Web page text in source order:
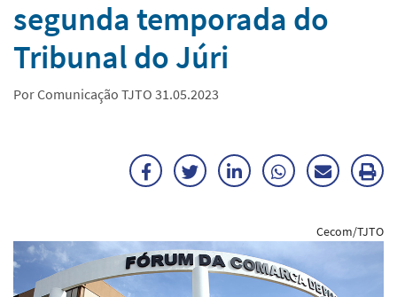
segunda temporada do
Tribunal do Júri
Por Comunicação TJTO 31.05.2023
FacebookTwitterLinkedInWhatsApp
Enviar
E-
Cecom/TJTO